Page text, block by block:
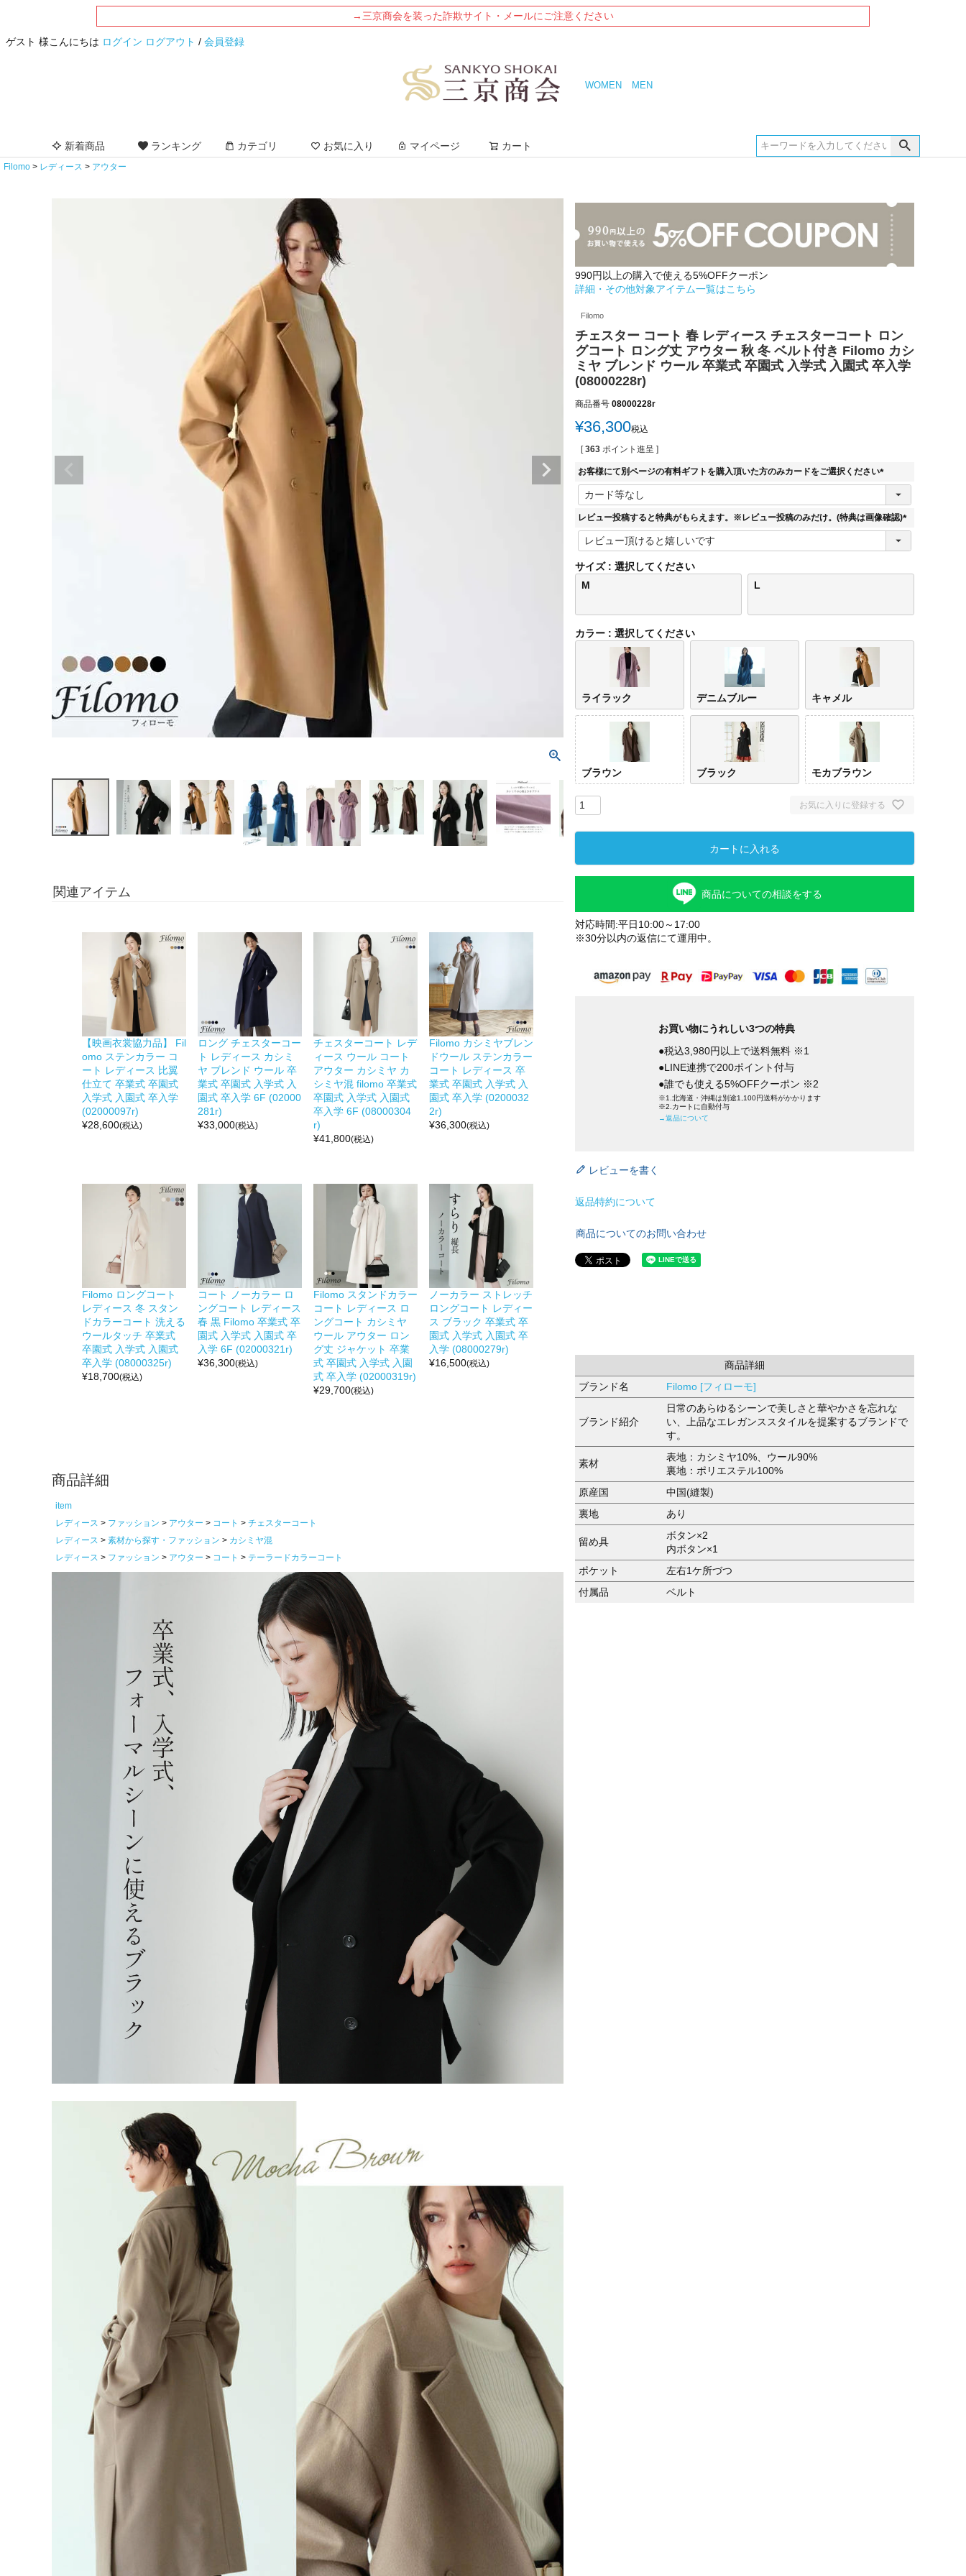
→三京商会を装った詐欺サイト・メールにご注意ください
ゲスト 様こんにちは ログイン ログアウト / 会員登録
WOMEN MEN
新着商品 ランキング カテゴリ お気に入り マイページ カート
Filomo レディース アウター
関連アイテム
【映画衣裳協力品】 Fil
omo ステンカラー コ
ート レディース 比翼
仕立て 卒業式 卒園式
入学式 入園式 卒入学
(02000097r)
¥28,600(税込)
ロング チェスターコー
ト レディース カシミ
ヤ ブレンド ウール 卒
業式 卒園式 入学式 入
園式 卒入学 6F (02000
281r)
¥33,000(税込)
チェスターコート レデ
ィース ウール コート
アウター カシミヤ カ
シミヤ混 filomo 卒業式
卒園式 入学式 入園式
卒入学 6F (08000304
r)
¥41,800(税込)
Filomo カシミヤブレン
ドウール ステンカラー
コート レディース 卒
業式 卒園式 入学式 入
園式 卒入学 (0200032
2r)
¥36,300(税込)
Filomo ロングコート
レディース 冬 スタン
ドカラーコート 洗える
ウールタッチ 卒業式
卒園式 入学式 入園式
卒入学 (08000325r)
¥18,700(税込)
コート ノーカラー ロ
ングコート レディース
春 黒 Filomo 卒業式 卒
園式 入学式 入園式 卒
入学 6F (02000321r)
¥36,300(税込)
Filomo スタンドカラー
コート レディース ロ
ングコート カシミヤ
ウール アウター ロン
グ丈 ジャケット 卒業
式 卒園式 入学式 入園
式 卒入学 (02000319r)
¥29,700(税込)
ノーカラー ストレッチ
ロングコート レディー
ス ブラック 卒業式 卒
園式 入学式 入園式 卒
入学 (08000279r)
¥16,500(税込)
商品詳細
item
レディース
ファッション アウター コート
チェスターコート
レディース
素材から探す・ファッション
カシミヤ混
レディース
ファッション アウター コート テーラードカラーコート
990円以上の購入で使える5%OFFクーポン
詳細・その他対象アイテム一覧はこちら
Filomo
チェスター コート 春 レディース チェスターコート ロン
グコート ロング丈 アウター 秋 冬 ベルト付き Filomo カシ
ミヤ ブレンド ウール 卒業式 卒園式 入学式 入園式 卒入学
(08000228r)
商品番号 08000228r
¥36,300税込
[ 363 ポイント進呈 ]
お客様にて別ページの有料ギフトを購入頂いた方のみカードをご選択ください
(
須
レビュー投稿すると特典がもらえます。※レビュー投稿のみだけ。(特典は画像確認)
(
)
サイズ
選択してください
M
L
カラー 選択してください
ライラック デニムブルー キャメル
ブラウン ブラック モカブラウン
お気に入りに登録する
カートに入れる
商品についての相談をする
対応時間:平日10:00～17:00
※30分以内の返信にて運用中。
お買い物にうれしい3つの特典
●税込3,980円以上で送料無料 ※1
●LINE連携で200ポイント付与
●誰でも使える5%OFFクーポン ※2
※1.北海道・沖縄は別途1,100円送料がかかります
※2.カートに自動付与
→返品について
レビューを書く
返品特約について
商品についてのお問い合わせ
商品詳細
ブランド名
Filomo [フィローモ]
ブランド紹介
日常のあらゆるシーンで美しさと華やかさを忘れな
い、上品なエレガンススタイルを提案するブランドで
す。
素材
表地：カシミヤ10%、ウール90%
裏地：ポリエステル100%
原産国
中国(縫製)
裏地
あり
留め具
ボタン×2
内ボタン×1
ポケット
左右1ケ所づつ
付属品
ベルト